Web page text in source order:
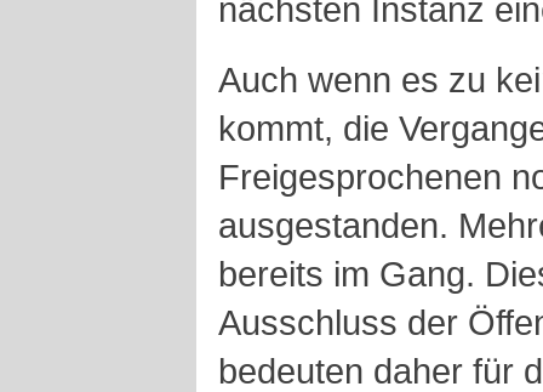
nächsten Instanz
Auch wenn es zu
kommt, die
Freigesprochenen
ausgestanden.
bereits im Gang.
Ausschluss der
bedeuten daher für